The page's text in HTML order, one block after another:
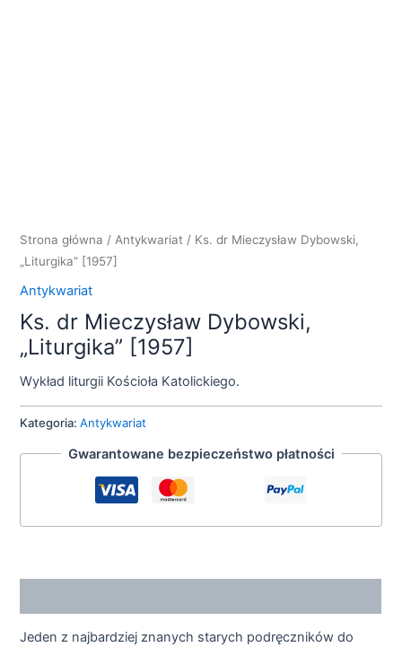
Strona główna / Antykwariat / Ks. dr Mieczysław Dybowski,
„Liturgika” [1957]
Antykwariat
Ks. dr Mieczysław Dybowski,
„Liturgika” [1957]
Wykład liturgii Kościoła Katolickiego.
Kategoria:Antykwariat
Gwarantowane bezpieczeństwo płatności
Jeden z najbardziej znanych starych podręczników do